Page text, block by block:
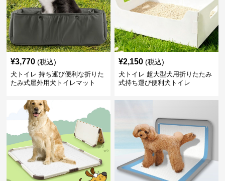
¥3,770 (税込)
犬トイレ 持ち運び便利な折りた
たみ式屋外用犬トイレマット
¥2,150 (税込)
犬トイレ 超大型犬用折りたたみ
式持ち運び便利犬トイレ